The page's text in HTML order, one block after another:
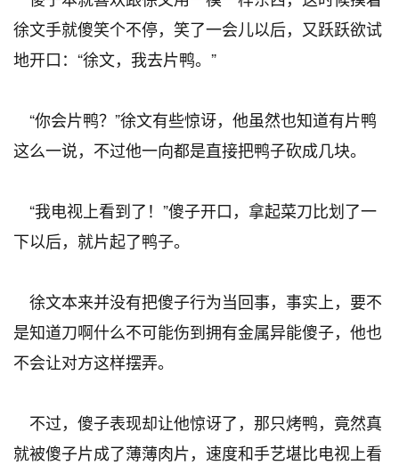
徐文手就傻笑个不停，笑了一会儿以后，又跃跃欲试
地开口：“徐文，我去片鸭。”
“你会片鸭？”徐文有些惊讶，他虽然也知道有片鸭
这么一说，不过他一向都是直接把鸭子砍成几块。
“我电视上看到了！”傻子开口，拿起菜刀比划了一
下以后，就片起了鸭子。
徐文本来并没有把傻子行为当回事，事实上，要不
是知道刀啊什么不可能伤到拥有金属异能傻子，他也
不会让对方这样摆弄。
不过，傻子表现却让他惊讶了，那只烤鸭，竟然真
就被傻子片成了薄薄肉片，速度和手艺堪比电视上看